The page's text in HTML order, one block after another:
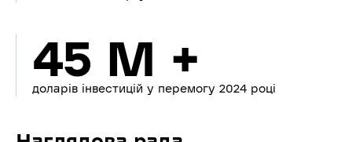
45 M +
доларів інвестицій у перемогу 2024 році